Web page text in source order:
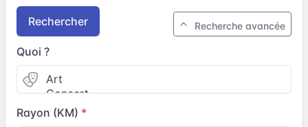
Rechercher Recherche avancée
Quoi ?
Rayon (KM)